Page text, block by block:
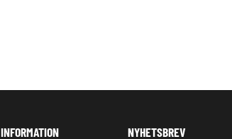
INFORMATION NYHETSBREV